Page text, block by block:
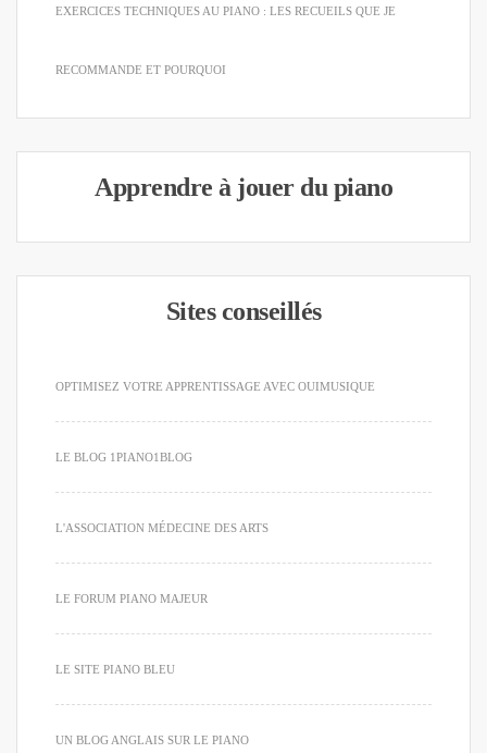
EXERCICES TECHNIQUES AU PIANO : LES RECUEILS QUE JE
RECOMMANDE ET POURQUOI
Apprendre à jouer du piano
Sites conseillés
OPTIMISEZ VOTRE APPRENTISSAGE AVEC OUIMUSIQUE
LE BLOG 1PIANO1BLOG
L'ASSOCIATION MÉDECINE DES ARTS
LE FORUM PIANO MAJEUR
LE SITE PIANO BLEU
UN BLOG ANGLAIS SUR LE PIANO